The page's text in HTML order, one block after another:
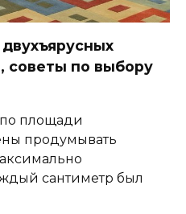
советы по выбору
площади
продумывать
сантиметр был